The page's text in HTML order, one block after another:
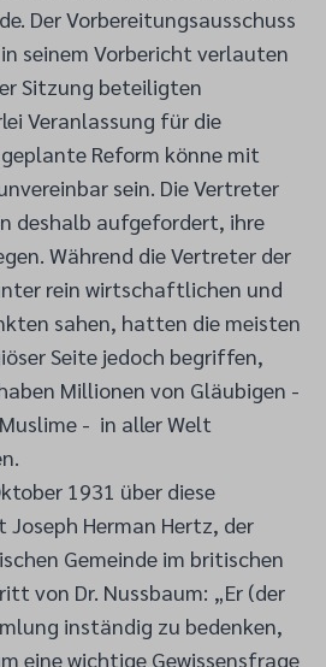
Der Vorbereitungsausschuss
seinem Vorbericht verlauten
Sitzung beteiligten
Veranlassung für die
Reform könne mit
sein. Die Vertreter
deshalb aufgefordert, ihre
Während die Vertreter der
rein wirtschaftlichen und
sahen, hatten die meisten
Seite jedoch begriffen,
Millionen von Gläubigen -
- in aller Welt
1931 über diese
Joseph Herman Hertz, der
Gemeinde im britischen
von Dr. Nussbaum: „Er (der
inständig zu bedenken,
eine wichtige Gewissensfrage